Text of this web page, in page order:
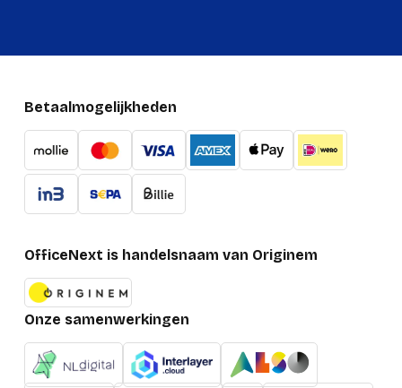
Betaalmogelijkheden
OfficeNext is handelsnaam van Originem
Onze samenwerkingen